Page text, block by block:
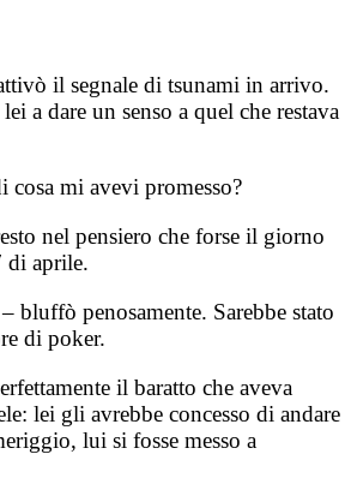
il segnale di tsunami in arrivo.
a dare un senso a quel che restava
mi avevi promesso?
nel pensiero che forse il giorno
di aprile.
bluffò penosamente. Sarebbe stato
di poker.
il baratto che aveva
lei gli avrebbe concesso di andare
lui si fosse messo a